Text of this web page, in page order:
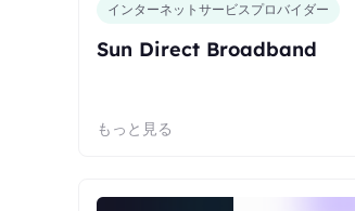
インターネットサービスプロバイダー
Sun Direct Broadband
もっと見る